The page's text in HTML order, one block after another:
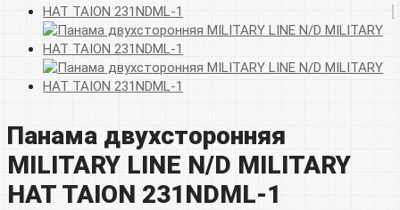
Панама двухсторонняя
MILITARY LINE N/D MILITARY
HAT TAION 231NDML-1